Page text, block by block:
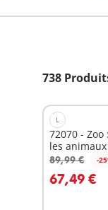
738
L
72070 - Zoo
les animaux
89,99 € -
67,49 €